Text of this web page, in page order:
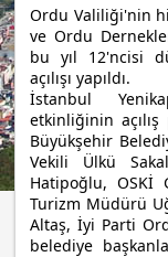
Ordu Valiliği'nin
ve Ordu
bu yıl 12'ncisi
açılışı yapıldı.
İstanbul
etkinliğinin
Büyükşehir
Vekili Ülkü
Hatipoğlu,
Turizm Müdürü
Altaş, İyi Parti
belediye